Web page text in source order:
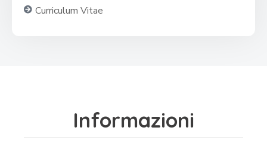
Curriculum Vitae
Informazioni